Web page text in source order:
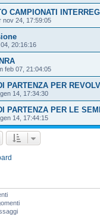
CAMPIONATI
nov 24, 17:59:05
20:16:16
feb 07, 21:04:05
PARTENZA PER
14, 17:34:30
PARTENZA PER LE
14, 17:44:15